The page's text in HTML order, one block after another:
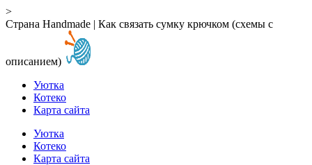
>
Страна Handmade | Как связать сумку крючком (схемы с
описанием)
Уютка
Котеко
Карта сайта
Уютка
Котеко
Карта сайта